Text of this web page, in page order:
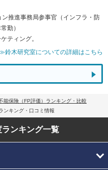
推進事務局参事官（インフラ・防
勤）
ティング。
鈴木研究室についての詳細はこちら
能保険（FP評価）ランキング・比較
ンキング・口コミ情報
ランキング一覧